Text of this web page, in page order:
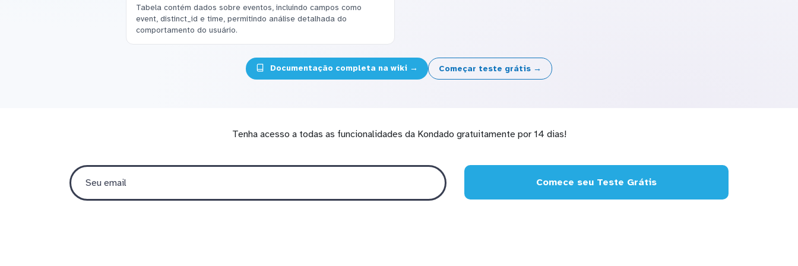
Tabela contém dados sobre eventos, incluindo campos como
event, distinct_id e time, permitindo análise detalhada do
comportamento do usuário.
Documentação completa na wiki → Começar teste grátis →
Tenha acesso a todas as funcionalidades da Kondado gratuitamente por 14 dias!
Comece seu Teste Grátis